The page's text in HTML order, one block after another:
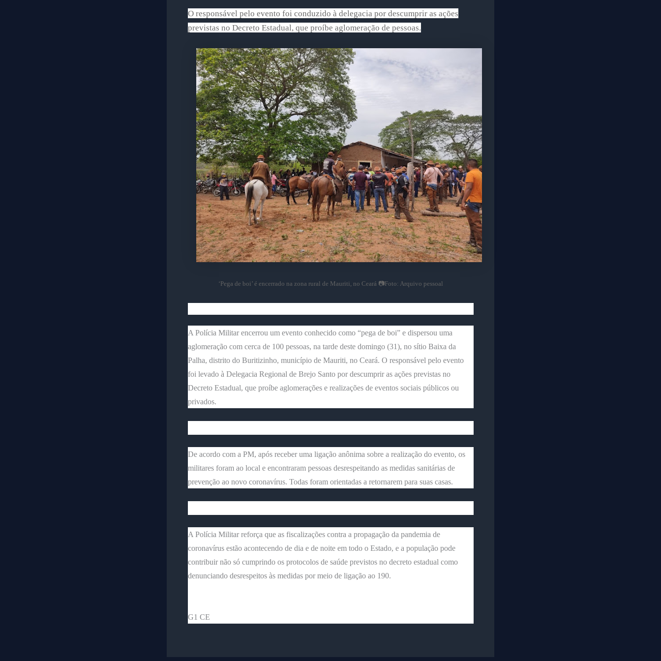
O responsável pelo evento foi conduzido à delegacia por descumprir as ações
previstas no Decreto Estadual, que proíbe aglomeração de pessoas.
‘Pega de boi’ é encerrado na zona rural de Mauriti, no Ceará 📷Foto: Arquivo pessoal
A Polícia Militar encerrou um evento conhecido como “pega de boi” e dispersou uma
aglomeração com cerca de 100 pessoas, na tarde deste domingo (31), no sítio Baixa da
Palha, distrito do Buritizinho, município de Mauriti, no Ceará. O responsável pelo evento
foi levado à Delegacia Regional de Brejo Santo por descumprir as ações previstas no
Decreto Estadual, que proíbe aglomerações e realizações de eventos sociais públicos ou
privados.
De acordo com a PM, após receber uma ligação anônima sobre a realização do evento, os
militares foram ao local e encontraram pessoas desrespeitando as medidas sanitárias de
prevenção ao novo coronavírus. Todas foram orientadas a retornarem para suas casas.
A Polícia Militar reforça que as fiscalizações contra a propagação da pandemia de
coronavírus estão acontecendo de dia e de noite em todo o Estado, e a população pode
contribuir não só cumprindo os protocolos de saúde previstos no decreto estadual como
denunciando desrespeitos às medidas por meio de ligação ao 190.
G1 CE